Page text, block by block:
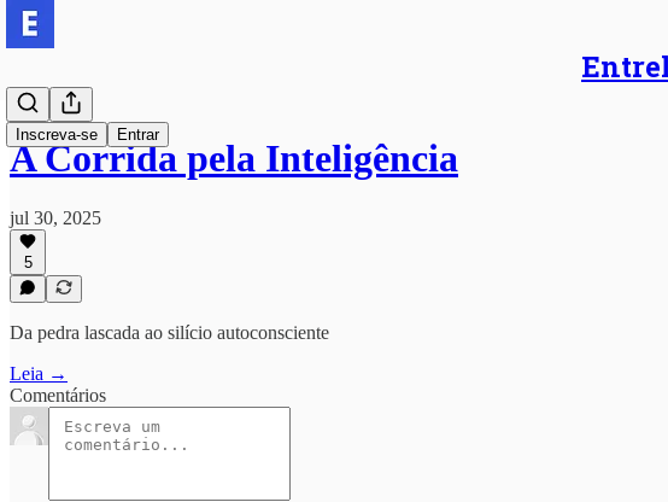
Inscreva-se Entrar
A Corrida pela Inteligência
jul 30, 2025
5
Da pedra lascada ao silício autoconsciente
Leia →
Comentários